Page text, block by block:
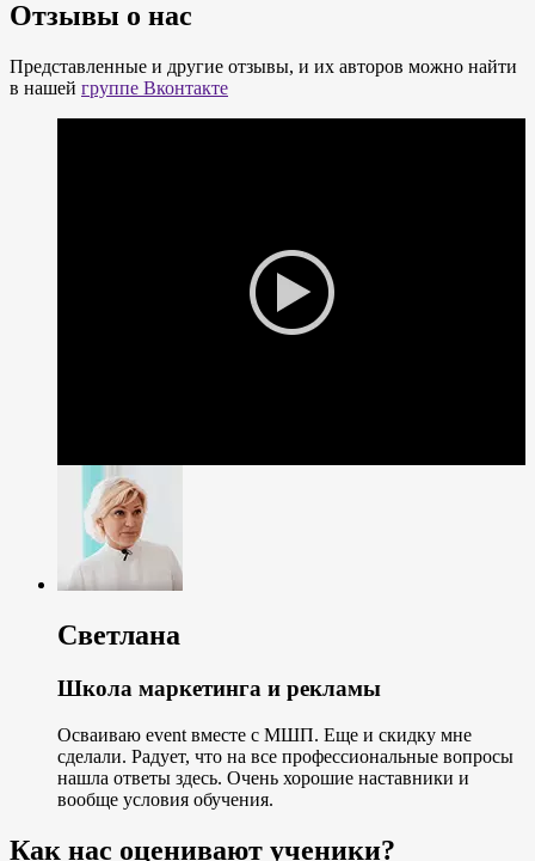
Отзывы о нас
Представленные и другие отзывы, и их авторов можно найти
в нашей группе Вконтакте
Светлана
Школа маркетинга и рекламы
Осваиваю event вместе с МШП. Еще и скидку мне
сделали. Радует, что на все профессиональные вопросы
нашла ответы здесь. Очень хорошие наставники и
вообще условия обучения.
Как нас оценивают ученики?